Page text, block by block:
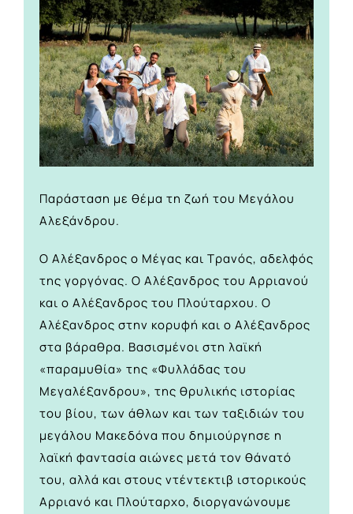
Παράσταση με θέμα τη ζωή του Μεγάλου
Αλεξάνδρου.
Ο Αλέξανδρος ο Μέγας και Τρανός, αδελφός
της γοργόνας. Ο Αλέξανδρος του Αρριανού
και ο Αλέξανδρος του Πλούταρχου. Ο
Αλέξανδρος στην κορυφή και ο Αλέξανδρος
στα βάραθρα. Βασισμένοι στη λαϊκή
«παραμυθία» της «Φυλλάδας του
Μεγαλέξανδρου», της θρυλικής ιστορίας
του βίου, των άθλων και των ταξιδιών του
μεγάλου Μακεδόνα που δημιούργησε η
λαϊκή φαντασία αιώνες μετά τον θάνατό
του, αλλά και στους ντέντεκτιβ ιστορικούς
Αρριανό και Πλούταρχο, διοργανώνουμε